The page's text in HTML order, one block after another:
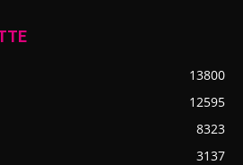
13800
12595
8323
3137